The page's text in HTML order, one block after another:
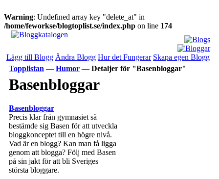
Warning: Undefined array key "delete_at" in
/home/feworkse/blogtoplist.se/index.php on line 174
Lägg till Blogg Ändra Blogg Hur det Fungerar Skapa egen Blogg
Topplistan — Humor — Detaljer för "Basenbloggar"
Basenbloggar
Basenbloggar
Precis klar från gymnasiet så
bestämde sig Basen för att utveckla
bloggkonceptet till en högre nivå.
Vad är en blogg? Kan man få ligga
genom att blogga? Följ med Basen
på sin jakt för att bli Sveriges
största bloggare.